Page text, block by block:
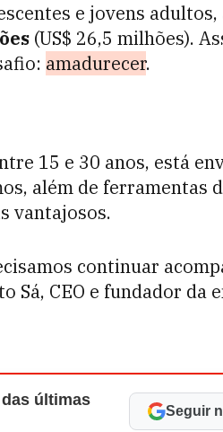
e jovens adultos,
(US$ 26,5 milhões).
amadurecer.
15 e 30 anos, está
além de ferramentas
vantajosos.
continuar
Sá, CEO e fundador da
últimas
Seguir